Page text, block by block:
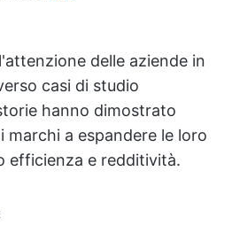
delle aziende in
casi di studio
hanno dimostrato
marchi a espandere le loro
efficienza e redditività.